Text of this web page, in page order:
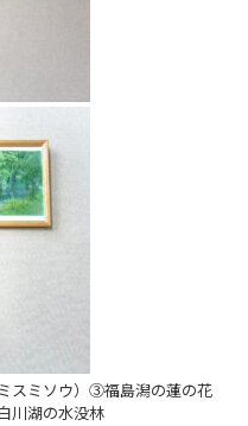
スミソウ）③福島潟の蓮の花
川湖の水没林